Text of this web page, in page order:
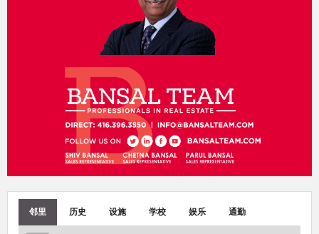
邻里 历史 设施 学校 娱乐 通勤